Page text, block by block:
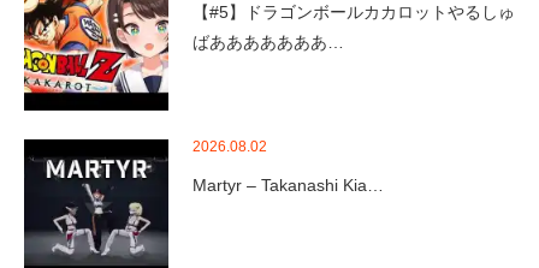
【#5】ドラゴンボールカカロットやるしゅ
ばあああああああ…
2026.08.02
Martyr – Takanashi Kia…